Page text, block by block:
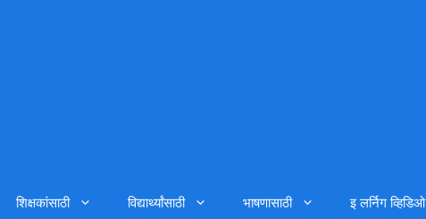
शिक्षकांसाठी विद्यार्थ्यांसाठी भाषणासाठी इ लर्निग व्हिडिओ